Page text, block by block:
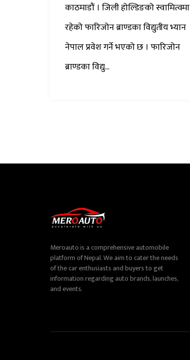
काठमाडौं । जिली होल्डिङको स्वामित्वमा
रहेको फारिजोन ब्राण्डका विद्युतीय भ्यान
नेपाल प्रवेश गर्ने भएको छ । फारिजोन
ब्राण्डका विद्यु...
Meroauto is a comprehensive automobile
platform of Nepal. We aim to cater the needs
of the car enthusiasts and buyers to get
information regarding auto brands, launches,
and events.